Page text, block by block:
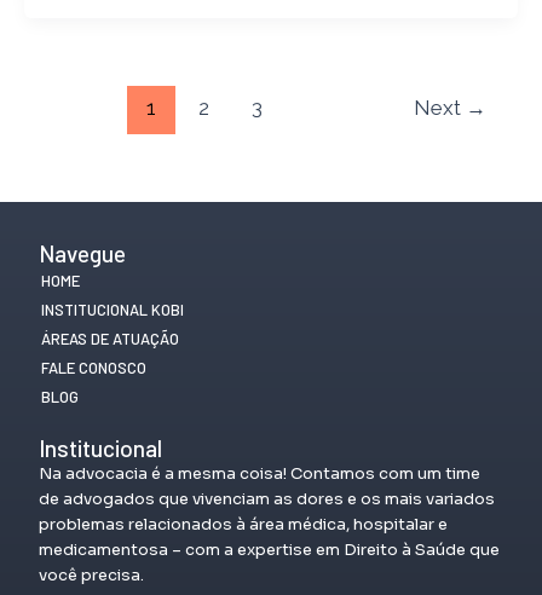
1 2 3 Next →
Navegue
HOME
INSTITUCIONAL KOBI
ÁREAS DE ATUAÇÃO
FALE CONOSCO
BLOG
Institucional
Na advocacia é a mesma coisa! Contamos com um time
de advogados que vivenciam as dores e os mais variados
problemas relacionados à área médica, hospitalar e
medicamentosa – com a expertise em Direito à Saúde que
você precisa.